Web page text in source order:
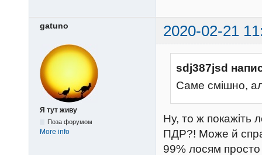
gatuno 2020-02-21
Я тут живу
Поза форумом
More info
sdj387jsd
Саме смішно,
Ну, то ж покажіть
ПДР?! Може й
99% лосям